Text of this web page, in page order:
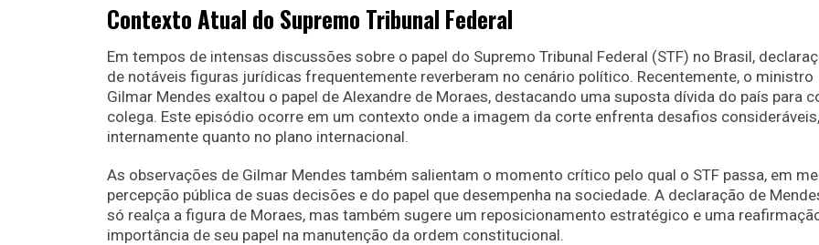
Contexto Atual do Supremo Tribunal Federal
Em tempos de intensas discussões sobre o papel do Supremo Tribunal Federal (STF) no Brasil,
de notáveis figuras jurídicas frequentemente reverberam no cenário político. Recentemente, o ministro
Gilmar Mendes exaltou o papel de Alexandre de Moraes, destacando uma suposta dívida do país para
colega. Este episódio ocorre em um contexto onde a imagem da corte enfrenta desafios
internamente quanto no plano internacional.
As observações de Gilmar Mendes também salientam o momento crítico pelo qual o STF passa, em
percepção pública de suas decisões e do papel que desempenha na sociedade. A declaração de
só realça a figura de Moraes, mas também sugere um reposicionamento estratégico e uma
importância de seu papel na manutenção da ordem constitucional.